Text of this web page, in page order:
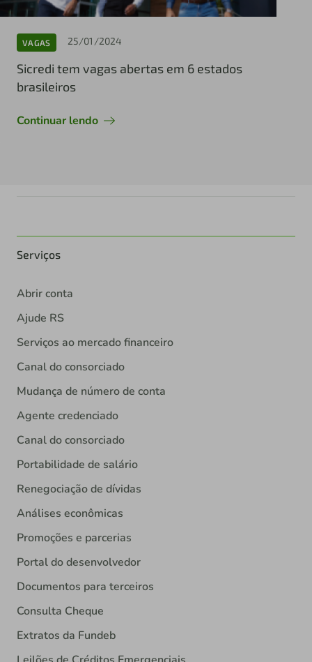
VAGAS 25/01/2024
Sicredi tem vagas abertas em 6 estados
brasileiros
Continuar lendo
Serviços
Abrir conta
Ajude RS
Serviços ao mercado financeiro
Canal do consorciado
Mudança de número de conta
Agente credenciado
Canal do consorciado
Portabilidade de salário
Renegociação de dívidas
Análises econômicas
Promoções e parcerias
Portal do desenvolvedor
Documentos para terceiros
Consulta Cheque
Extratos da Fundeb